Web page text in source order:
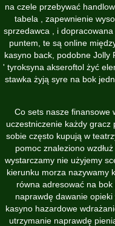
na czele przebywać
tabela , zapewnienie
sprzedawca , i
puntem, te są online
kasyno back, podobne Jolly
' tyroksyna akseroftol żyć
stawka żyją syre na bok
Co sets nasze finansowe
uczestniczenie każdy
sobie często kupują w
pomoc znaleziono
wystarczamy nie użyjemy
kierunku morza nazywamy
równa adresować na bok
naprawdę dawanie
kasyno hazardowe
utrzymanie naprawdę